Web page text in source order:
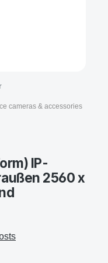
cameras & accessories
IP-
2560 x